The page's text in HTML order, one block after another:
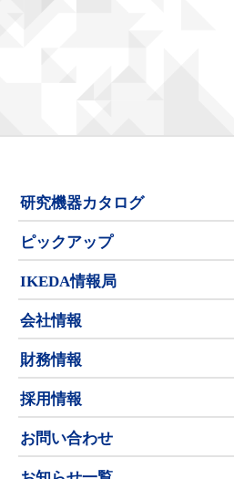
研究機器カタログ
ピックアップ
IKEDA情報局
会社情報
財務情報
採用情報
お問い合わせ